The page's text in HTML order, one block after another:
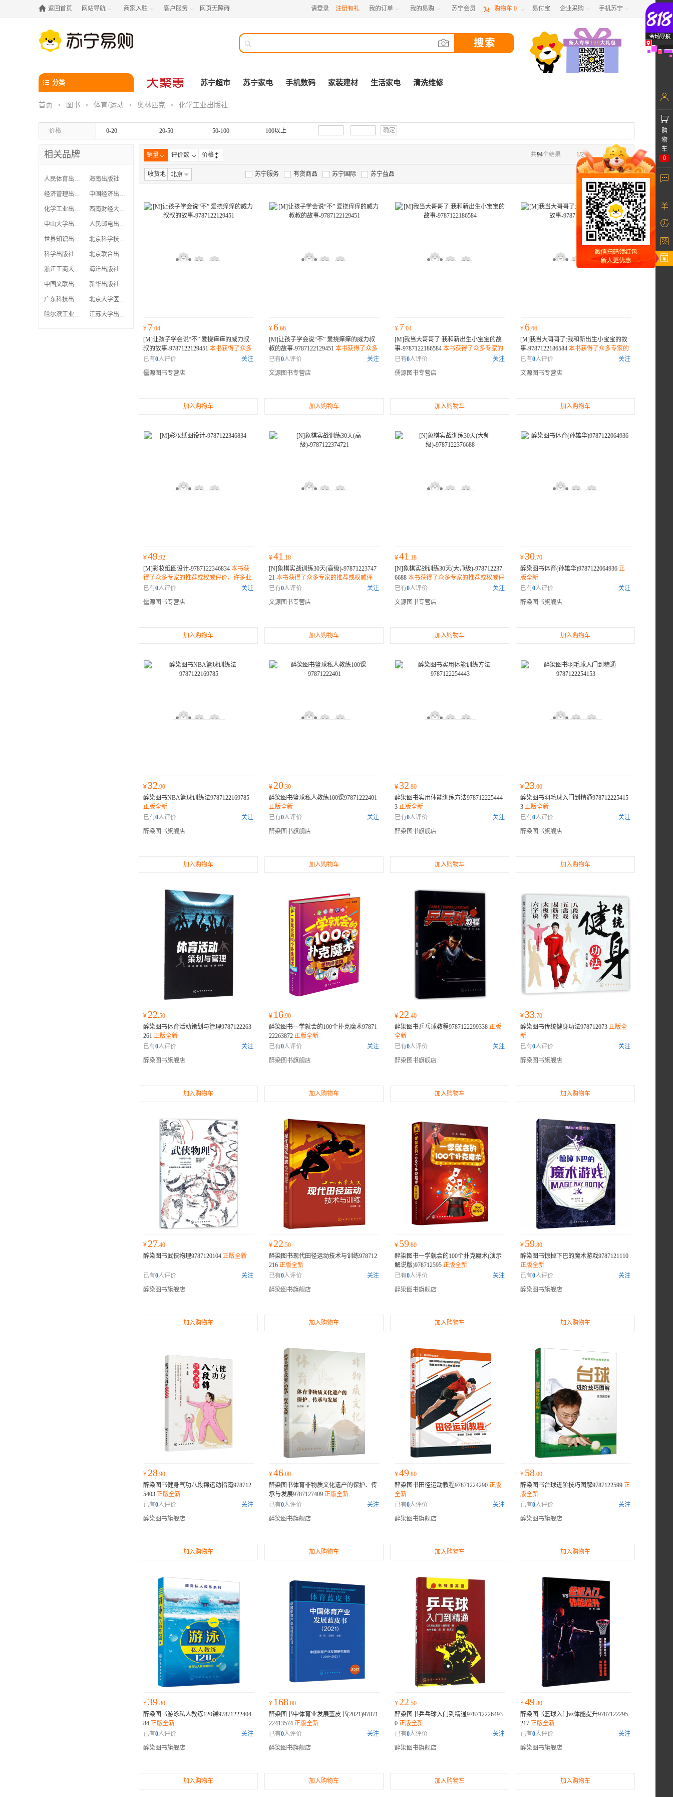
 返回首页 网站导航  商家入驻  客户服务  网页无障碍 请登录 注册有礼 我的订单  我的易购  苏宁会员  购物车 0  易付宝 企业采购  手机苏宁 

分类 苏宁超市 苏宁家电 手机数码 家装建材 生活家电 清洗维修
首页 > 图书 > 体育/运动 > 奥林匹克 > 化学工业出版社
价格 0-20 20-50 50-100 100以上 - 确定
销量 评价数 价格 1/2
共94个结果
收货地 北京 苏宁服务 有货商品 苏宁国际 苏宁益品
¥ 7.04
[M]让孩子学会说“不” 爱挠痒痒的威力叔
叔的故事-9787122129451 本书获得了众多
专家的推荐或权威评价，许多业内人士和
已有0人评价
关注
儒源图书专营店
加入购物车
¥6.66
[M]让孩子学会说“不” 爱挠痒痒的威力叔
叔的故事-9787122129451 本书获得了众多
专家的推荐或权威评价，许多业内人士和
已有0人评价
关注
文源图书专营店
加入购物车
¥ 7.04
[M]我当大哥哥了:我和新出生小宝宝的故
事-9787122186584 本书获得了众多专家的
推荐或权威评价，许多业内人士和读者纷
已有0人评价
关注
儒源图书专营店
加入购物车
¥6.66
[M]我当大哥哥了:我和新出生小宝宝的故
事-9787122186584 本书获得了众多专家的
推荐或权威评价，许多业内人士和读者纷
已有0人评价
关注
文源图书专营店
加入购物车
¥49.92
[M]彩妆纸图设计-9787122346834 本书获
得了众多专家的推荐或权威评价，许多业
内人士和读者纷纷表示它是一部不可错过
已有0人评价
关注
儒源图书专营店
加入购物车
¥41 .18
[N]象棋实战训练30天(高级)-97871223747
21 本书获得了众多专家的推荐或权威评
价，许多业内人士和读者纷纷表示它是一
已有0人评价
关注
文源图书专营店
加入购物车
¥41 .18
[N]象棋实战训练30天(大师级)-978712237
6688 本书获得了众多专家的推荐或权威评
价，许多业内人士和读者纷纷表示它是一
已有0人评价
关注
文源图书专营店
加入购物车
¥ 30.70
醉染图书体育(孙雄华)9787122064936 正
版全新
已有0人评价
关注
醉染图书旗舰店
加入购物车
¥ 32.90
醉染图书NBA篮球训练法9787122169785
正版全新
已有0人评价
关注
醉染图书旗舰店
加入购物车
¥ 20.30
醉染图书篮球私人教练100课97871222401
正版全新
已有0人评价
关注
醉染图书旗舰店
加入购物车
¥ 32.80
醉染图书实用体能训练方法978712225444
3 正版全新
已有0人评价
关注
醉染图书旗舰店
加入购物车
¥ 23.00
醉染图书羽毛球入门到精通978712225415
3 正版全新
已有0人评价
关注
醉染图书旗舰店
加入购物车
¥ 22.50
醉染图书体育活动策划与管理9787122263
261 正版全新
已有0人评价
关注
醉染图书旗舰店
加入购物车
¥ 16.90
醉染图书一学就会的100个扑克魔术97871
22263872 正版全新
已有0人评价
关注
醉染图书旗舰店
加入购物车
¥ 22.40
醉染图书乒乓球教程9787122299338 正版
全新
已有0人评价
关注
醉染图书旗舰店
加入购物车
¥ 33.70
醉染图书传统健身功法978712073 正版全
新
已有0人评价
关注
醉染图书旗舰店
加入购物车
¥ 27.40
醉染图书武侠物理9787120104 正版全新
已有0人评价
关注
醉染图书旗舰店
加入购物车
¥ 22.50
醉染图书现代田径运动技术与训练978712
216 正版全新
已有0人评价
关注
醉染图书旗舰店
加入购物车
¥ 59.80
醉染图书一学就会的100个扑克魔术(演示
解说版)978712595 正版全新
已有0人评价
关注
醉染图书旗舰店
加入购物车
¥ 59.80
醉染图书惊掉下巴的魔术游戏9787121110
正版全新
已有0人评价
关注
醉染图书旗舰店
加入购物车
¥ 28.90
醉染图书健身气功八段锦运动指南978712
5403 正版全新
已有0人评价
关注
醉染图书旗舰店
加入购物车
¥46.00
醉染图书体育非物质文化遗产的保护、传
承与发展9787127409 正版全新
已有0人评价
关注
醉染图书旗舰店
加入购物车
¥49.80
醉染图书田径运动教程97871224290 正版
全新
已有0人评价
关注
醉染图书旗舰店
加入购物车
¥ 58.00
醉染图书台球进阶技巧图解9787122599 正
版全新
已有0人评价
关注
醉染图书旗舰店
加入购物车
¥ 39.80
醉染图书游泳私人教练120课97871222404
84 正版全新
已有0人评价
关注
醉染图书旗舰店
加入购物车
¥ 168.00
醉染图书中体育业发展蓝皮书(2021)97871
22413574 正版全新
已有0人评价
关注
醉染图书旗舰店
加入购物车
¥ 22.50
醉染图书乒乓球入门到精通978712226493
0 正版全新
已有0人评价
关注
醉染图书旗舰店
加入购物车
¥49.80
醉染图书篮球入门vs体能提升9787122295
217 正版全新
已有0人评价
关注
醉染图书旗舰店
加入购物车
相关品牌
人民体育出版社 海南出版社
经济管理出版社 中国经济出版社
化学工业出版社 西南财经大学出版社
中山大学出版社 人民邮电出版社
世界知识出版社 北京科学技术出版社
科学出版社 北京联合出版公司
浙江工商大学出版社 海洋出版社
中国文联出版社 新华出版社
广东科技出版社 北京大学医学出版社
哈尔滨工业大学出版社 江苏大学出版社
购
物
车
0